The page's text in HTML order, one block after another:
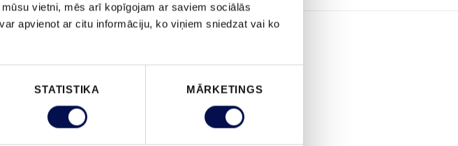
vietni, mēs arī kopīgojam ar saviem sociālās
apvienot ar citu informāciju, ko viņiem sniedzat vai ko
STATISTIKA MĀRKETINGS